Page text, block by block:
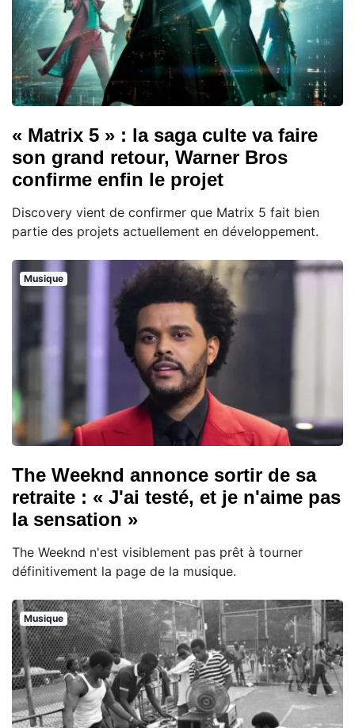
« Matrix 5 » : la saga culte va faire
son grand retour, Warner Bros
confirme enfin le projet
Discovery vient de confirmer que Matrix 5 fait bien
partie des projets actuellement en développement.
Musique
The Weeknd annonce sortir de sa
retraite : « J'ai testé, et je n'aime pas
la sensation »
The Weeknd n'est visiblement pas prêt à tourner
définitivement la page de la musique.
Musique